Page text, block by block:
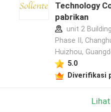
Technology
pabrikan
unit 2
Phase II,
Huizhou,
5.0
Diverifikasi